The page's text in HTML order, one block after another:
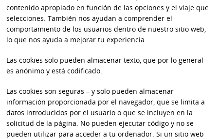
contenido apropiado en función de las opciones y el viaje que
selecciones. También nos ayudan a comprender el
comportamiento de los usuarios dentro de nuestro sitio web,
lo que nos ayuda a mejorar tu experiencia.
Las cookies solo pueden almacenar texto, que por lo general
es anónimo y está codificado.
Las cookies son seguras – y solo pueden almacenar
información proporcionada por el navegador, que se limita a
datos introducidos por el usuario o que se incluyen en la
solicitud de la página. No pueden ejecutar código y no se
pueden utilizar para acceder a tu ordenador. Si un sitio web